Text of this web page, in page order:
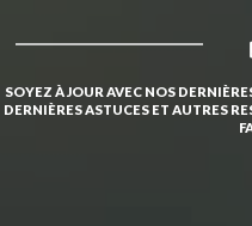
SOYEZ À JOUR AVEC NOS
DERNIÈRES ASTUCES ET AUTRES